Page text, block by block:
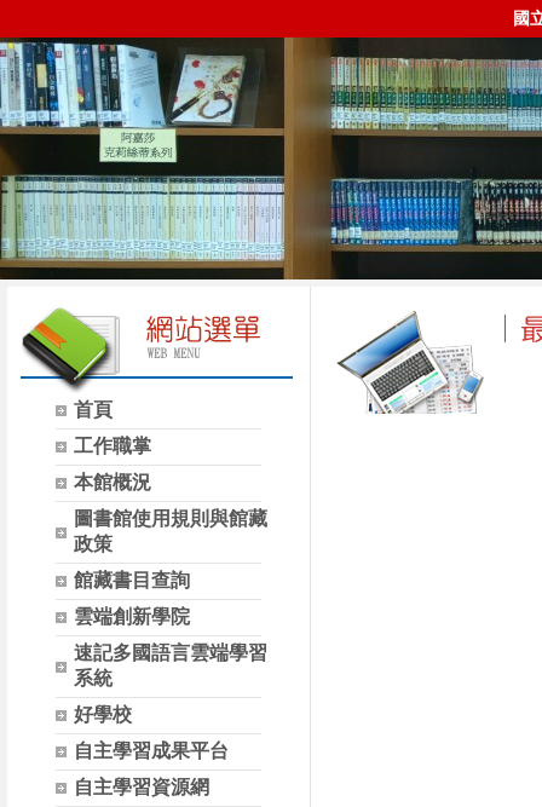
國
首頁
工作職掌
本館概況
圖書館使用規則與館藏
政策
館藏書目查詢
雲端創新學院
速記多國語言雲端學習
系統
好學校
自主學習成果平台
自主學習資源網